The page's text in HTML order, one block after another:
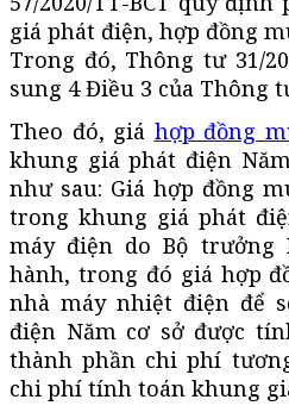
giá phát điện, hợp đồng
Trong đó, Thông tư 31/
sung 4 Điều 3 của Thông
Theo đó, giá hợp đồng
khung giá phát điện
như sau: Giá hợp đồng
trong khung giá phát
máy điện do Bộ trưởng
hành, trong đó giá hợp
nhà máy nhiệt điện để
điện Năm cơ sở được
thành phần chi phí
chi phí tính toán khung